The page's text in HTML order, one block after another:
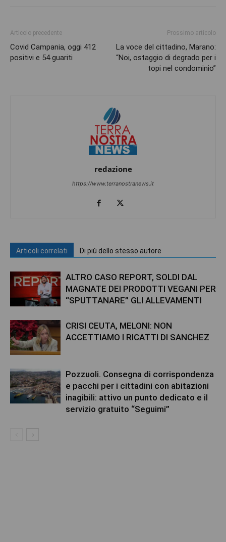
Articolo precedente
Covid Campania, oggi 412
positivi e 54 guariti
Prossimo articolo
La voce del cittadino, Marano:
“Noi, ostaggio di degrado per i
topi nel condominio”
redazione
https://www.terranostranews.it
Articoli correlati Di più dello stesso autore
ALTRO CASO REPORT, SOLDI DAL
MAGNATE DEI PRODOTTI VEGANI PER
“SPUTTANARE” GLI ALLEVAMENTI
CRISI CEUTA, MELONI: NON
ACCETTIAMO I RICATTI DI SANCHEZ
Pozzuoli. Consegna di corrispondenza
e pacchi per i cittadini con abitazioni
inagibili: attivo un punto dedicato e il
servizio gratuito “Seguimi”